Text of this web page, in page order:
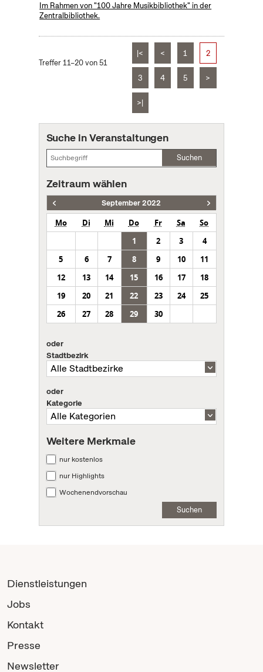
Im Rahmen von "100 Jahre Musikbibliothek" in der
Zentralbibliothek.
Treffer 11–20 von 51
|< < 1 2
3 4 5 >
>|
Suche in Veranstaltungen
Suchen
Zeitraum wählen
September 2022
Mo Di Mi Do Fr Sa
So
1
2 3
4
5
6 7 8 9 10
11
12
13 14 15 16 17
18
19
20 21 22 23 24
25
26
27 28 29 30
oder
Stadtbezirk
oder
Kategorie
Weitere Merkmale
nur kostenlos
nur Highlights
Wochenendvorschau
Suchen
Dienstleistungen
Jobs
Kontakt
Presse
Newsletter